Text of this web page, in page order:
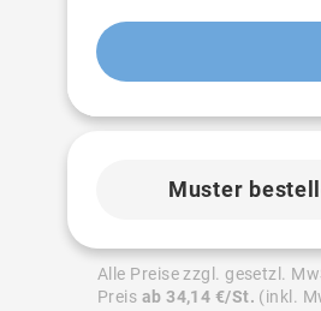
Muster
Alle Preise zzgl. gesetzl.
Preis ab 34,14 €/St. (inkl.